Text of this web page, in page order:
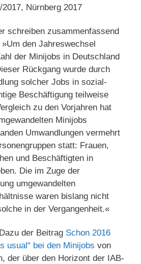
Nürnberg 2017
schreiben zusammenfassend
den Jahreswechsel
der Minijobs in Deutschland
Rückgang wurde durch
solcher Jobs in sozial­
Beschäfti­gung teilweise
zu den Vorjahren hat
Minijobs
Umwandlungen vermehrt
statt: Frauen,
und Beschäftigten in
Die im Zuge der
umgewandelten
waren bislang nicht
in der Vergangenheit.«
der Beitrag Schon 2016
usual“ bei den Minijobs von
der über den Horizont der IAB-